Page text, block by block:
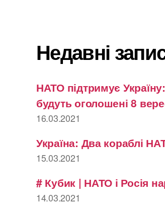
Недавні
НАТО підтримує Україну:
будуть оголошені 8
16.03.2021
Україна: Два кораблі
15.03.2021
# Кубик | НАТО і Росія
14.03.2021